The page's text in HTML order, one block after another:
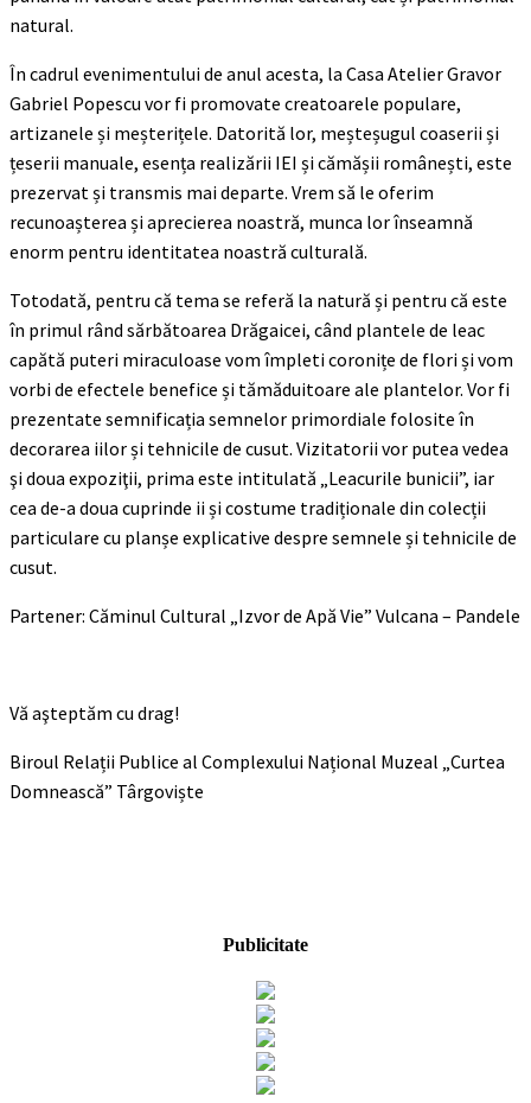
natural.
În cadrul evenimentului de anul acesta, la Casa Atelier Gravor
Gabriel Popescu vor fi promovate creatoarele populare,
artizanele și meșterițele. Datorită lor, meșteșugul coaserii și
țeserii manuale, esența realizării IEI și cămășii românești, este
prezervat și transmis mai departe. Vrem să le oferim
recunoașterea și aprecierea noastră, munca lor înseamnă
enorm pentru identitatea noastră culturală.
Totodată, pentru că tema se referă la natură și pentru că este
în primul rând sărbătoarea Drăgaicei, când plantele de leac
capătă puteri miraculoase vom împleti coronițe de flori și vom
vorbi de efectele benefice și tămăduitoare ale plantelor. Vor fi
prezentate semnificația semnelor primordiale folosite în
decorarea iilor și tehnicile de cusut. Vizitatorii vor putea vedea
şi doua expoziţii, prima este intitulată „Leacurile bunicii”, iar
cea de-a doua cuprinde ii și costume tradiționale din colecții
particulare cu planșe explicative despre semnele și tehnicile de
cusut.
Partener: Căminul Cultural „Izvor de Apă Vie” Vulcana – Pandele
Vă aşteptăm cu drag!
Biroul Relații Publice al Complexului Național Muzeal „Curtea
Domnească” Târgoviște
Publicitate